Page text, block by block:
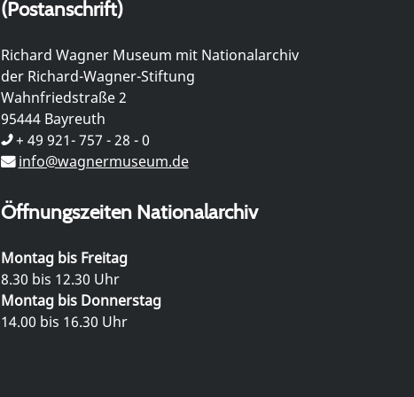
(Postanschrift)
Richard Wagner Museum mit Nationalarchiv
der Richard-Wagner-Stiftung
Wahnfriedstraße 2
95444 Bayreuth
+ 49 921- 757 - 28 - 0
info@wagnermuseum.de
Öffnungszeiten Nationalarchiv
Montag bis Freitag
8.30 bis 12.30 Uhr
Montag bis Donnerstag
14.00 bis 16.30 Uhr